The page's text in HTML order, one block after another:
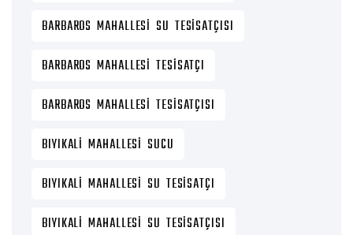
BARBAROS MAHALLESI SU TESISATÇISI
BARBAROS MAHALLESI TESISATÇI
BARBAROS MAHALLESI TESISATÇISI
BIYIKALI MAHALLESI SUCU
BIYIKALI MAHALLESI SU TESISATÇI
BIYIKALI MAHALLESI SU TESISATÇISI